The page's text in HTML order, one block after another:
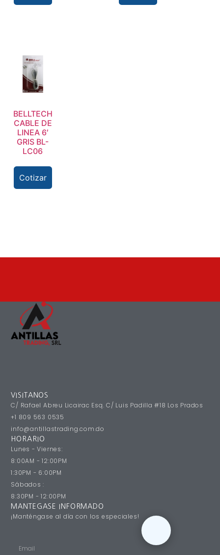
BELLTECH
CABLE DE
LINEA 6′
GRIS BL-
LC06
Cotizar
VISITANOS
C/ Rafael Abreu Licairac Esq. C/ Luis Padilla #18 Los Prados
+1 809 563 0535
info@antillastrading.com.do
HORARIO
Lunes - Viernes:
8:00AM - 12:00PM
1:30PM - 6:00PM
Sábados :
8:30PM - 12:00PM
MANTEGASE INFORMADO
¡Manténgase al día con los especiales!